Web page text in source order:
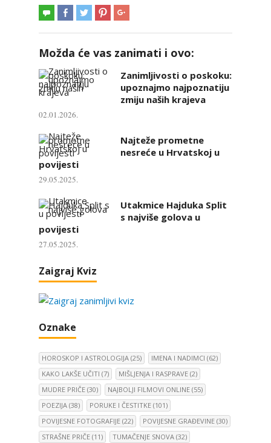
Možda će vas zanimati i ovo:
Zanimljivosti o poskoku:
upoznajmo najpoznatiju
zmiju naših krajeva
02.01.2026.
Najteže prometne
nesreće u Hrvatskoj u
povijesti
29.05.2025.
Utakmice Hajduka Split
s najviše golova u
povijesti
27.05.2025.
Zaigraj Kviz
Oznake
HOROSKOP I ASTROLOGIJA (25) IMENA I NADIMCI (62)
KAKO LAKŠE UČITI (7) MIŠLJENJA I RASPRAVE (2)
MUDRE PRIČE (30) NAJBOLJI FILMOVI ONLINE (55)
POEZIJA (38) PORUKE I ČESTITKE (101)
POVIJESNE FOTOGRAFIJE (22) POVIJESNE GRAĐEVINE (30)
STRAŠNE PRIČE (11) TUMAČENJE SNOVA (32)